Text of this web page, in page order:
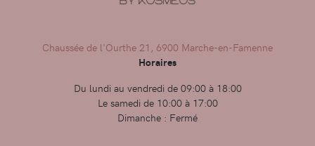
Chaussée de l'Ourthe 21, 6900 Marche-en-Famenne
Horaires
Du lundi au vendredi de 09:00 à 18:00
Le samedi de 10:00 à 17:00
Dimanche : Fermé